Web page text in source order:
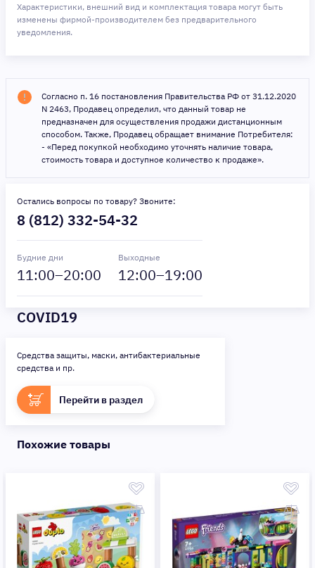
Характеристики, внешний вид и комплектация товара могут быть
изменены фирмой-производителем без предварительного
уведомления.
Согласно п. 16 постановления Правительства РФ от 31.12.2020
N 2463, Продавец определил, что данный товар не
предназначен для осуществления продажи дистанционным
способом. Также, Продавец обращает внимание Потребителя:
- «Перед покупкой необходимо уточнять наличие товара,
стоимость товара и доступное количество к продаже».
Остались вопросы по товару? Звоните:
8 (812) 332-54-32
Будние дни
11:00–20:00
Выходные
12:00–19:00
COVID19
Средства защиты, маски, антибактериальные
средства и пр.
Перейти в раздел
Похожие товары